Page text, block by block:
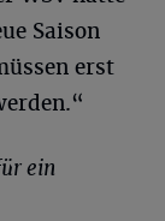
Saison
erst
ein